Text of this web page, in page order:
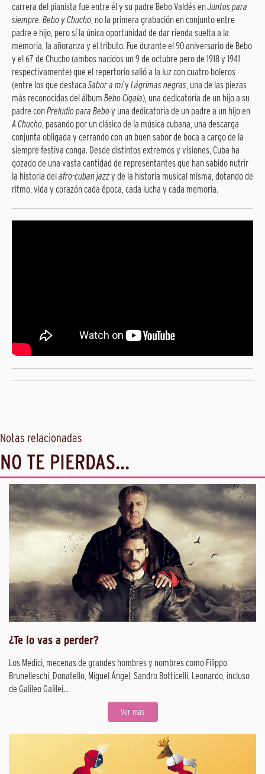
carrera del pianista fue entre él y su padre Bebo Valdés enJuntos para
siempre. Bebo y Chucho , no la primera grabación en conjunto entre
padre e hijo, pero sí la única oportunidad de dar rienda suelta a la
memoria, la añoranza y el tributo. Fue durante el 90 aniversario de Bebo
y el 67 de Chucho (ambos nacidos un 9 de octubre pero de 1918 y 1941
respectivamente) que el repertorio salió a la luz con cuatro boleros
(entre los que destaca Sabor a míy Lágrimas negras , una de las piezas
más reconocidas del álbum Bebo Cigala), una dedicatoria de un hijo a su
padre conPreludio para Beboy una dedicatoria de un padre a un hijo en
A Chucho , pasando por un clásico de la música cubana, una descarga
conjunta obligada y cerrando con un buen sabor de boca a cargo de la
siempre festiva conga. Desde distintos extremos y visiones, Cuba ha
gozado de una vasta cantidad de representantes que han sabido nutrir
la historia delafro-cuban jazzy de la historia musical misma, dotando de
ritmo, vida y corazón cada época, cada lucha y cada memoria.
Notas relacionadas
NO TE PIERDAS...
¿Te lo vas a perder?
Los Medici, mecenas de grandes hombres y nombres como Filippo
Brunelleschi, Donatello, Miguel Ángel, Sandro Botticelli, Leonardo, incluso
de Galileo Galilei...
Ver más